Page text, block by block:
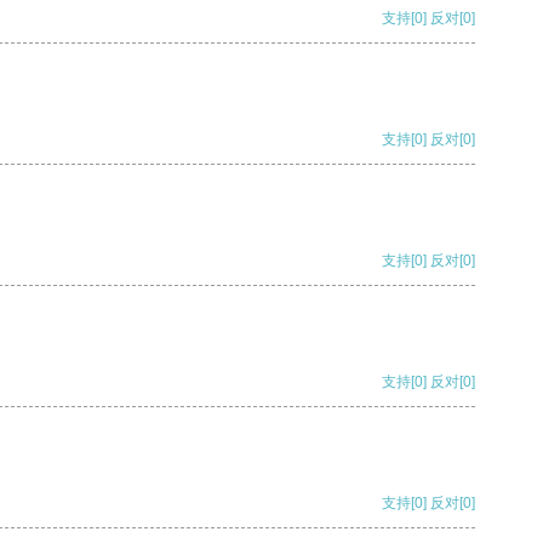
支持[0] 反对[0]
支持[0] 反对[0]
支持[0] 反对[0]
支持[0] 反对[0]
支持[0] 反对[0]